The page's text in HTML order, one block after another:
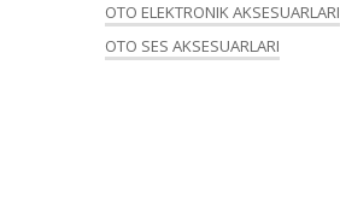
OTO ELEKTRONIK AKSESUARLARI
OTO SES AKSESUARLARI